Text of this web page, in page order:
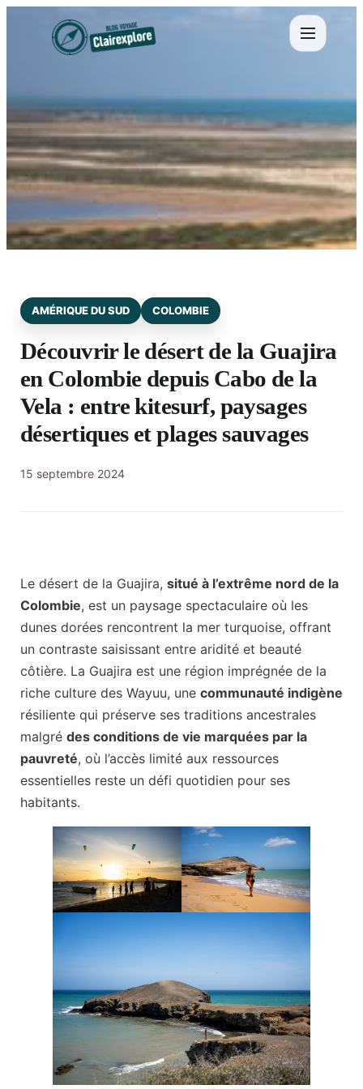
AMÉRIQUE DU SUD COLOMBIE
Découvrir le désert de la Guajira
en Colombie depuis Cabo de la
Vela : entre kitesurf, paysages
désertiques et plages sauvages
15 septembre 2024
Le désert de la Guajira, situé à l’extrême nord de la
Colombie, est un paysage spectaculaire où les
dunes dorées rencontrent la mer turquoise, offrant
un contraste saisissant entre aridité et beauté
côtière. La Guajira est une région imprégnée de la
riche culture des Wayuu, une communauté indigène
résiliente qui préserve ses traditions ancestrales
malgré des conditions de vie marquées par la
pauvreté, où l’accès limité aux ressources
essentielles reste un défi quotidien pour ses
habitants.